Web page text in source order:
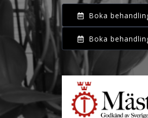
Boka
Boka